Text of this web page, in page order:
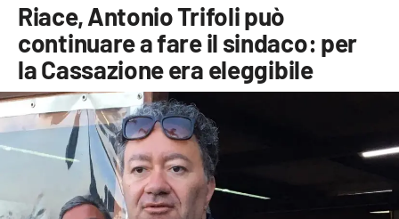
SEZIONI
Cronaca
Politica
Attualità
Economia e lavoro
Riace, Antonio Trifoli può
continuare a fare il sindaco: per
la Cassazione era eleggibile